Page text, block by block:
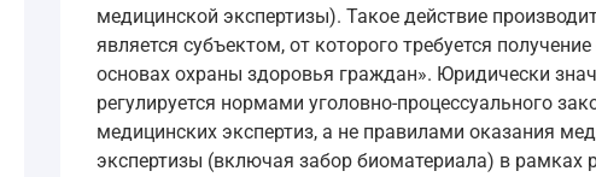
медицинской экспертизы). Такое действие
является субъектом, от которого требуется
основах охраны здоровья граждан». Юридически
регулируется нормами уголовно-процессуального
медицинских экспертиз, а не правилами оказания
экспертизы (включая забор биоматериала) в рамках